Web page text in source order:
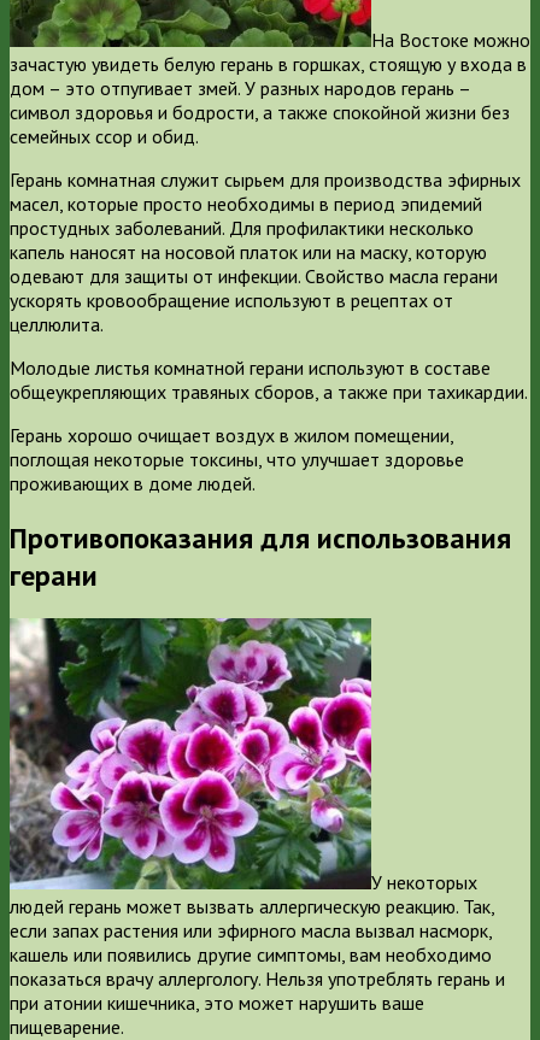
На Востоке можно
зачастую увидеть белую герань в горшках, стоящую у входа в
дом – это отпугивает змей. У разных народов герань –
символ здоровья и бодрости, а также спокойной жизни без
семейных ссор и обид.
Герань комнатная служит сырьем для производства эфирных
масел, которые просто необходимы в период эпидемий
простудных заболеваний. Для профилактики несколько
капель наносят на носовой платок или на маску, которую
одевают для защиты от инфекции. Свойство масла герани
ускорять кровообращение используют в рецептах от
целлюлита.
Молодые листья комнатной герани используют в составе
общеукрепляющих травяных сборов, а также при тахикардии.
Герань хорошо очищает воздух в жилом помещении,
поглощая некоторые токсины, что улучшает здоровье
проживающих в доме людей.
Противопоказания для использования
герани
У некоторых
людей герань может вызвать аллергическую реакцию. Так,
если запах растения или эфирного масла вызвал насморк,
кашель или появились другие симптомы, вам необходимо
показаться врачу аллергологу. Нельзя употреблять герань и
при атонии кишечника, это может нарушить ваше
пищеварение.